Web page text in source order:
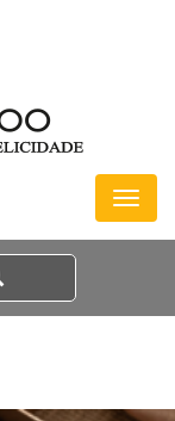
Toggle